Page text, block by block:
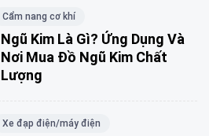
Cẩm nang cơ khí
Ngũ Kim Là Gì? Ứng Dụng Và
Nơi Mua Đồ Ngũ Kim Chất
Lượng
Xe đạp điện/máy điện